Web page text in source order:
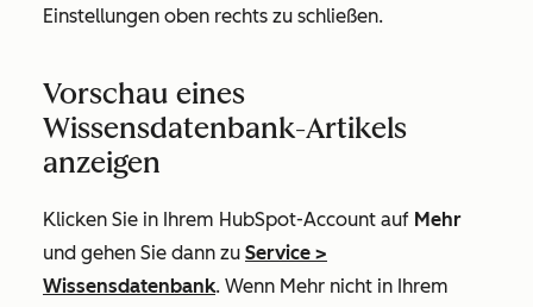
Einstellungen oben rechts zu schließen.
Vorschau eines
Wissensdatenbank-Artikels
anzeigen
Klicken Sie in Ihrem HubSpot-Account auf Mehr
und gehen Sie dann zu Service >
Wissensdatenbank. Wenn Mehr nicht in Ihrem